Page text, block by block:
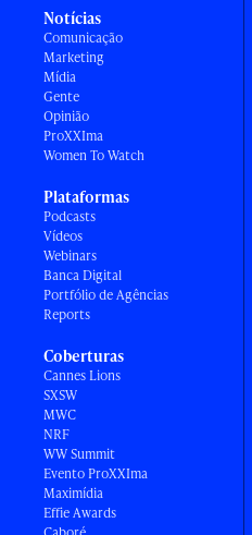
Notícias
Comunicação
Marketing
Mídia
Gente
Opinião
ProXXIma
Women To Watch
Plataformas
Podcasts
Vídeos
Webinars
Banca Digital
Portfólio de Agências
Reports
Coberturas
Cannes Lions
SXSW
MWC
NRF
WW Summit
Evento ProXXIma
Maximídia
Effie Awards